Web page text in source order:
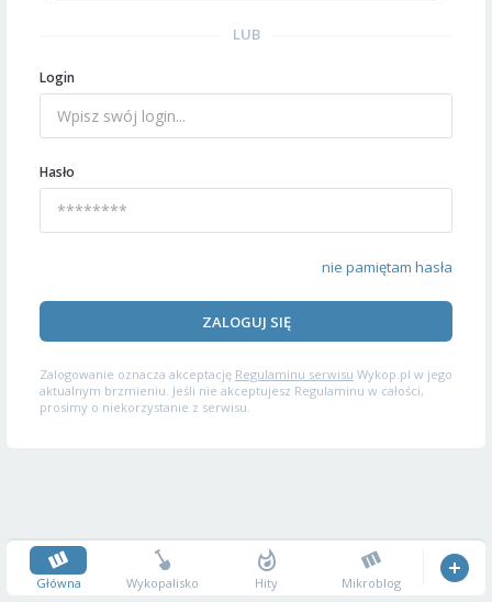
LUB
Login
Hasło
nie pamiętam hasła
ZALOGUJ SIĘ
Zalogowanie oznacza akceptację Regulaminu serwisu Wykop.pl w jego
aktualnym brzmieniu. Jeśli nie akceptujesz Regulaminu w całości,
prosimy o niekorzystanie z serwisu.
Główna Wykopalisko Hity Mikroblog